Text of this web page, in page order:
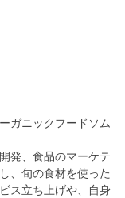
ガニックフードソム
発、食品のマーケテ
、旬の食材を使った
ス立ち上げや、自身